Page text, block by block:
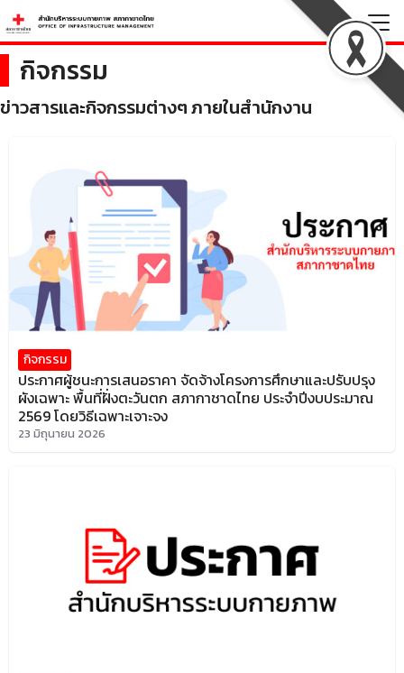
Skip
to
content
Search
for:กิจกรรม
ข่าวสารและกิจกรรมต่างๆ ภายในสำนักงาน
กิจกรรม
ประกาศผู้ชนะการเสนอราคา จัดจ้างโครงการศึกษาและปรับปรุง
ผังเฉพาะ พื้นที่ฝั่งตะวันตก สภากาชาดไทย ประจำปีงบประมาณ
2569 โดยวิธีเฉพาะเจาะจง
23 มิถุนายน 2026